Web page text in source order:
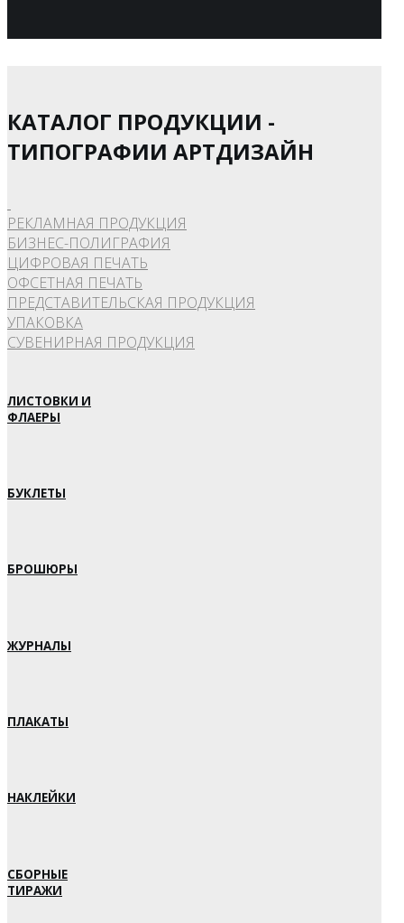
КАТАЛОГ ПРОДУКЦИИ -
ТИПОГРАФИИ АРТДИЗАЙН
РЕКЛАМНАЯ ПРОДУКЦИЯ
БИЗНЕС-ПОЛИГРАФИЯ
ЦИФРОВАЯ ПЕЧАТЬ
ОФСЕТНАЯ ПЕЧАТЬ
ПРЕДСТАВИТЕЛЬСКАЯ ПРОДУКЦИЯ
УПАКОВКА
СУВЕНИРНАЯ ПРОДУКЦИЯ
ЛИСТОВКИ И
ФЛАЕРЫ
БУКЛЕТЫ
БРОШЮРЫ
ЖУРНАЛЫ
ПЛАКАТЫ
НАКЛЕЙКИ
СБОРНЫЕ
ТИРАЖИ